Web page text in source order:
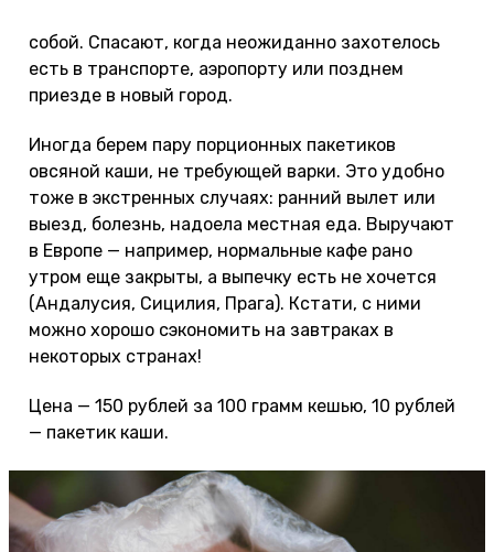
собой. Спасают, когда неожиданно захотелось
есть в транспорте, аэропорту или позднем
приезде в новый город.
Иногда берем пару порционных пакетиков
овсяной каши, не требующей варки. Это удобно
тоже в экстренных случаях: ранний вылет или
выезд, болезнь, надоела местная еда. Выручают
в Европе — например, нормальные кафе рано
утром еще закрыты, а выпечку есть не хочется
(Андалусия, Сицилия, Прага). Кстати, с ними
можно хорошо сэкономить на завтраках в
некоторых странах!
Цена — 150 рублей за 100 грамм кешью, 10 рублей
— пакетик каши.